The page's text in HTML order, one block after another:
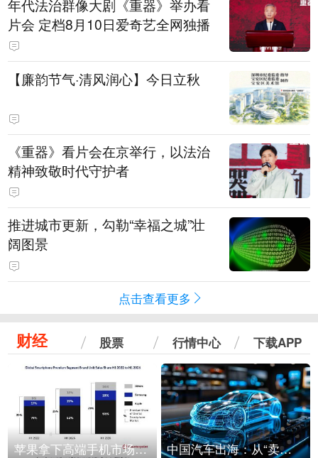
年代法治群像大剧《重器》举办看
片会 定档8月10日爱奇艺全网独播
【廉韵节气·清风润心】今日立秋
《重器》看片会在京举行，以法治
精神致敬时代守护者
推进城市更新，勾勒“幸福之城”壮
阔图景
点击查看更多
财经 股票 行情中心 下载APP
苹果拿下高端手机市场65%的份额：iPhone 17系列功不可没 中国汽车出海：从“卖出去”到“走进去”